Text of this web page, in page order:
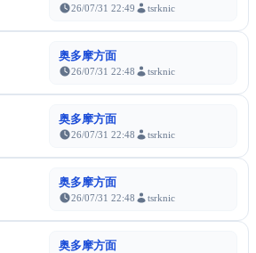
26/07/31 22:49 tsrknic
奥多摩方面
26/07/31 22:48 tsrknic
奥多摩方面
26/07/31 22:48 tsrknic
奥多摩方面
26/07/31 22:48 tsrknic
奥多摩方面